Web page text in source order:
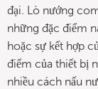
đại. Lò nướng
những đặc điểm
hoặc sự kết hợp
điểm của thiết bị
nhiều cách nấu